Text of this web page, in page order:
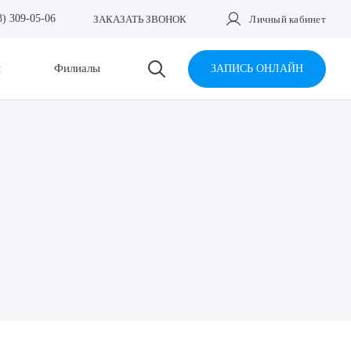
309-05-06 ЗАКАЗАТЬ ЗВОНОК Личный кабинет
Филиалы ЗАПИСЬ ОНЛАЙН